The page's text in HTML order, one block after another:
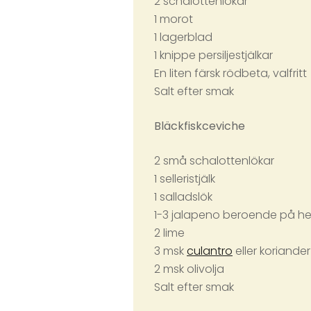
1 morot
1 lagerblad
1 knippe persiljestjälkar
En liten färsk rödbeta, valfritt
Salt efter smak
Bläckfiskceviche
2 små schalottenlökar
1 selleristjälk
1 salladslök
1-3 jalapeno beroende på
2 lime
3 mskculantro eller koriander
2 msk olivolja
Salt efter smak